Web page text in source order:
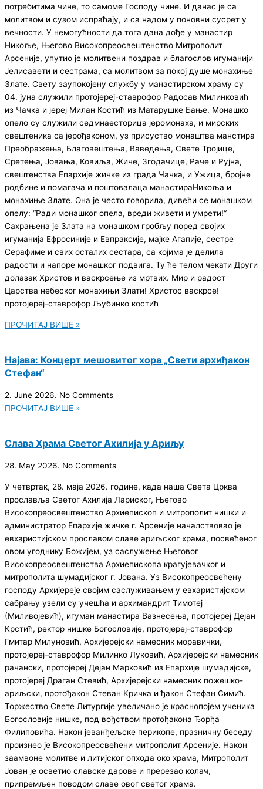
потребитима чине, то самоме Господу чине. И данас је са
молитвом и сузом испраћају, и са надом у поновни сусрет у
вечности. У немогућности да тога дана дође у манастир
Никоље, Његово Високопреосвештенство Митрополит
Арсеније, упутио је молитвени поздрав и благослов игуманији
Јелисавети и сестрама, са молитвом за покој душе монахиње
Злате. Свету заупокојену службу у манастирском храму су
04. јуна служили протoјереј-ставрофор Радосав Милинковић
из Чачка и јереј Милан Костић из Матарушке Бање. Монашко
опело су служили седмнаесторица јеромонаха, и мирских
свештеника са јерођаконом, уз присуство монаштва манстира
Преображења, Благовештења, Ваведења, Свете Тројице,
Сретења, Јовања, Ковиља, Жиче, Згодачице, Раче и Рујна,
свештенства Епархије жичке из града Чачка, и Ужица, бројне
родбине и помагача и поштовалаца манастираНикоља и
монахиње Злате. Она је често говорила, дивећи се монашком
опелу: “Ради монашког опела, вреди живети и умрети!“
Сахрањена је Злата на монашком гробљу поред својих
игуманија Ефросиније и Евпраксије, мајке Агапије, сестре
Серафиме и свих осталих сестара, са којима је делила
радости и напоре монашког подвига. Ту ће телом чекати Други
долазак Христов и васкрсење из мртвих. Мир и радост
Царства небеског монахињи Злати! Христос васкрсе!
протојереј-ставрофор Љубинко костић
ПРОЧИТАЈ ВИШЕ »
Најава: Концерт мешовитог хора „Свети архиђакон
Стефан“
2. June 2026. No Comments
ПРОЧИТАЈ ВИШЕ »
Слава Храма Светог Ахилија у Ариљу
28. May 2026. No Comments
У четвртак, 28. маја 2026. године, када наша Света Црква
прославља Светог Ахилија Лариског, Његово
Високопреосвештенство Архиепископ и митрополит нишки и
администратор Епархије жичке г. Арсеније началствовао је
евхаристијском прославом славе ариљског храма, посвећеног
овом угоднику Божијем, уз саслужење Његовог
Високопреосвештенства Архиепископа крагујевачког и
митрополита шумадијског г. Јована. Уз Високопреосвећену
господу Архијереје својим саслуживањем у евхаристијском
сабрању узели су учешћа и архимандрит Тимотеј
(Миливојевић), игуман манастира Вазнесења, протојереј Дејан
Крстић, ректор нишке Богословије, протојереј-ставрофор
Гмитар Милуновић, Aрхијерејски намесник моравички,
протојереј-ставрофор Милинко Луковић, Aрхијерејски намесник
рачански, протојереј Дејан Марковић из Епархије шумадијске,
протојереј Драган Стевић, Aрхијерејски намесник пожешко-
ариљски, протођакон Стеван Кричка и ђакон Стефан Симић.
Торжество Свете Литургије увеличано је краснопојем ученика
Богословије нишке, под вођством протођакона Ђорђа
Филиповића. Након јеванђељске перикопе, празничну беседу
произнео је Високопреосвећени митрополит Арсеније. Након
заамвоне молитве и литијског опхода око храма, Митрополит
Јован је осветио славске дарове и пререзао колач,
припремљен поводом славе овог светог храма.